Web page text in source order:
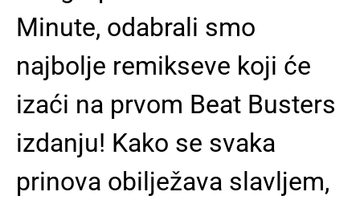
Minute, odabrali smo
najbolje remikseve koji će
izaći na prvom Beat Busters
izdanju! Kako se svaka
prinova obilježava slavljem,